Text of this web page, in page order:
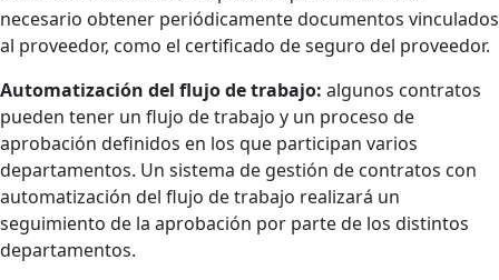
necesario obtener periódicamente documentos vinculados
al proveedor, como el certificado de seguro del proveedor.
Automatización del flujo de trabajo: algunos contratos
pueden tener un flujo de trabajo y un proceso de
aprobación definidos en los que participan varios
departamentos. Un sistema de gestión de contratos con
automatización del flujo de trabajo realizará un
seguimiento de la aprobación por parte de los distintos
departamentos.